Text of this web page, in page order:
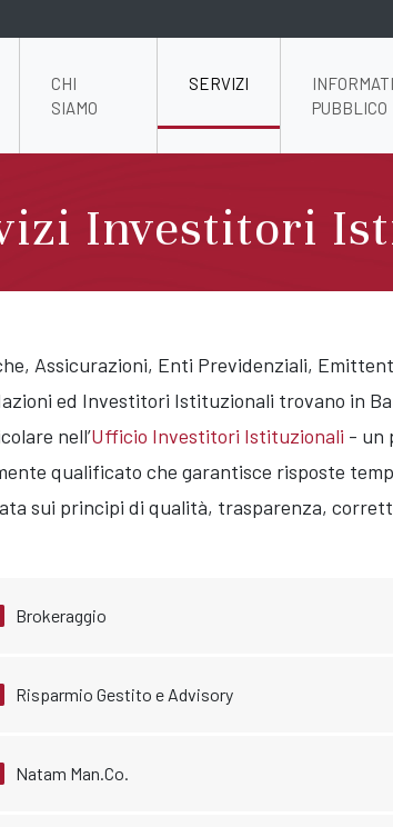
CHI
SIAMO
SERVIZI
PUBBLICO
Investitori
Assicurazioni, Enti Previdenziali,
ed Investitori Istituzionali trovano in
nell’Ufficio Investitori Istituzionali - un
qualificato che garantisce risposte
sui principi di qualità, trasparenza,
Brokeraggio
Risparmio Gestito e Advisory
Natam Man.Co.